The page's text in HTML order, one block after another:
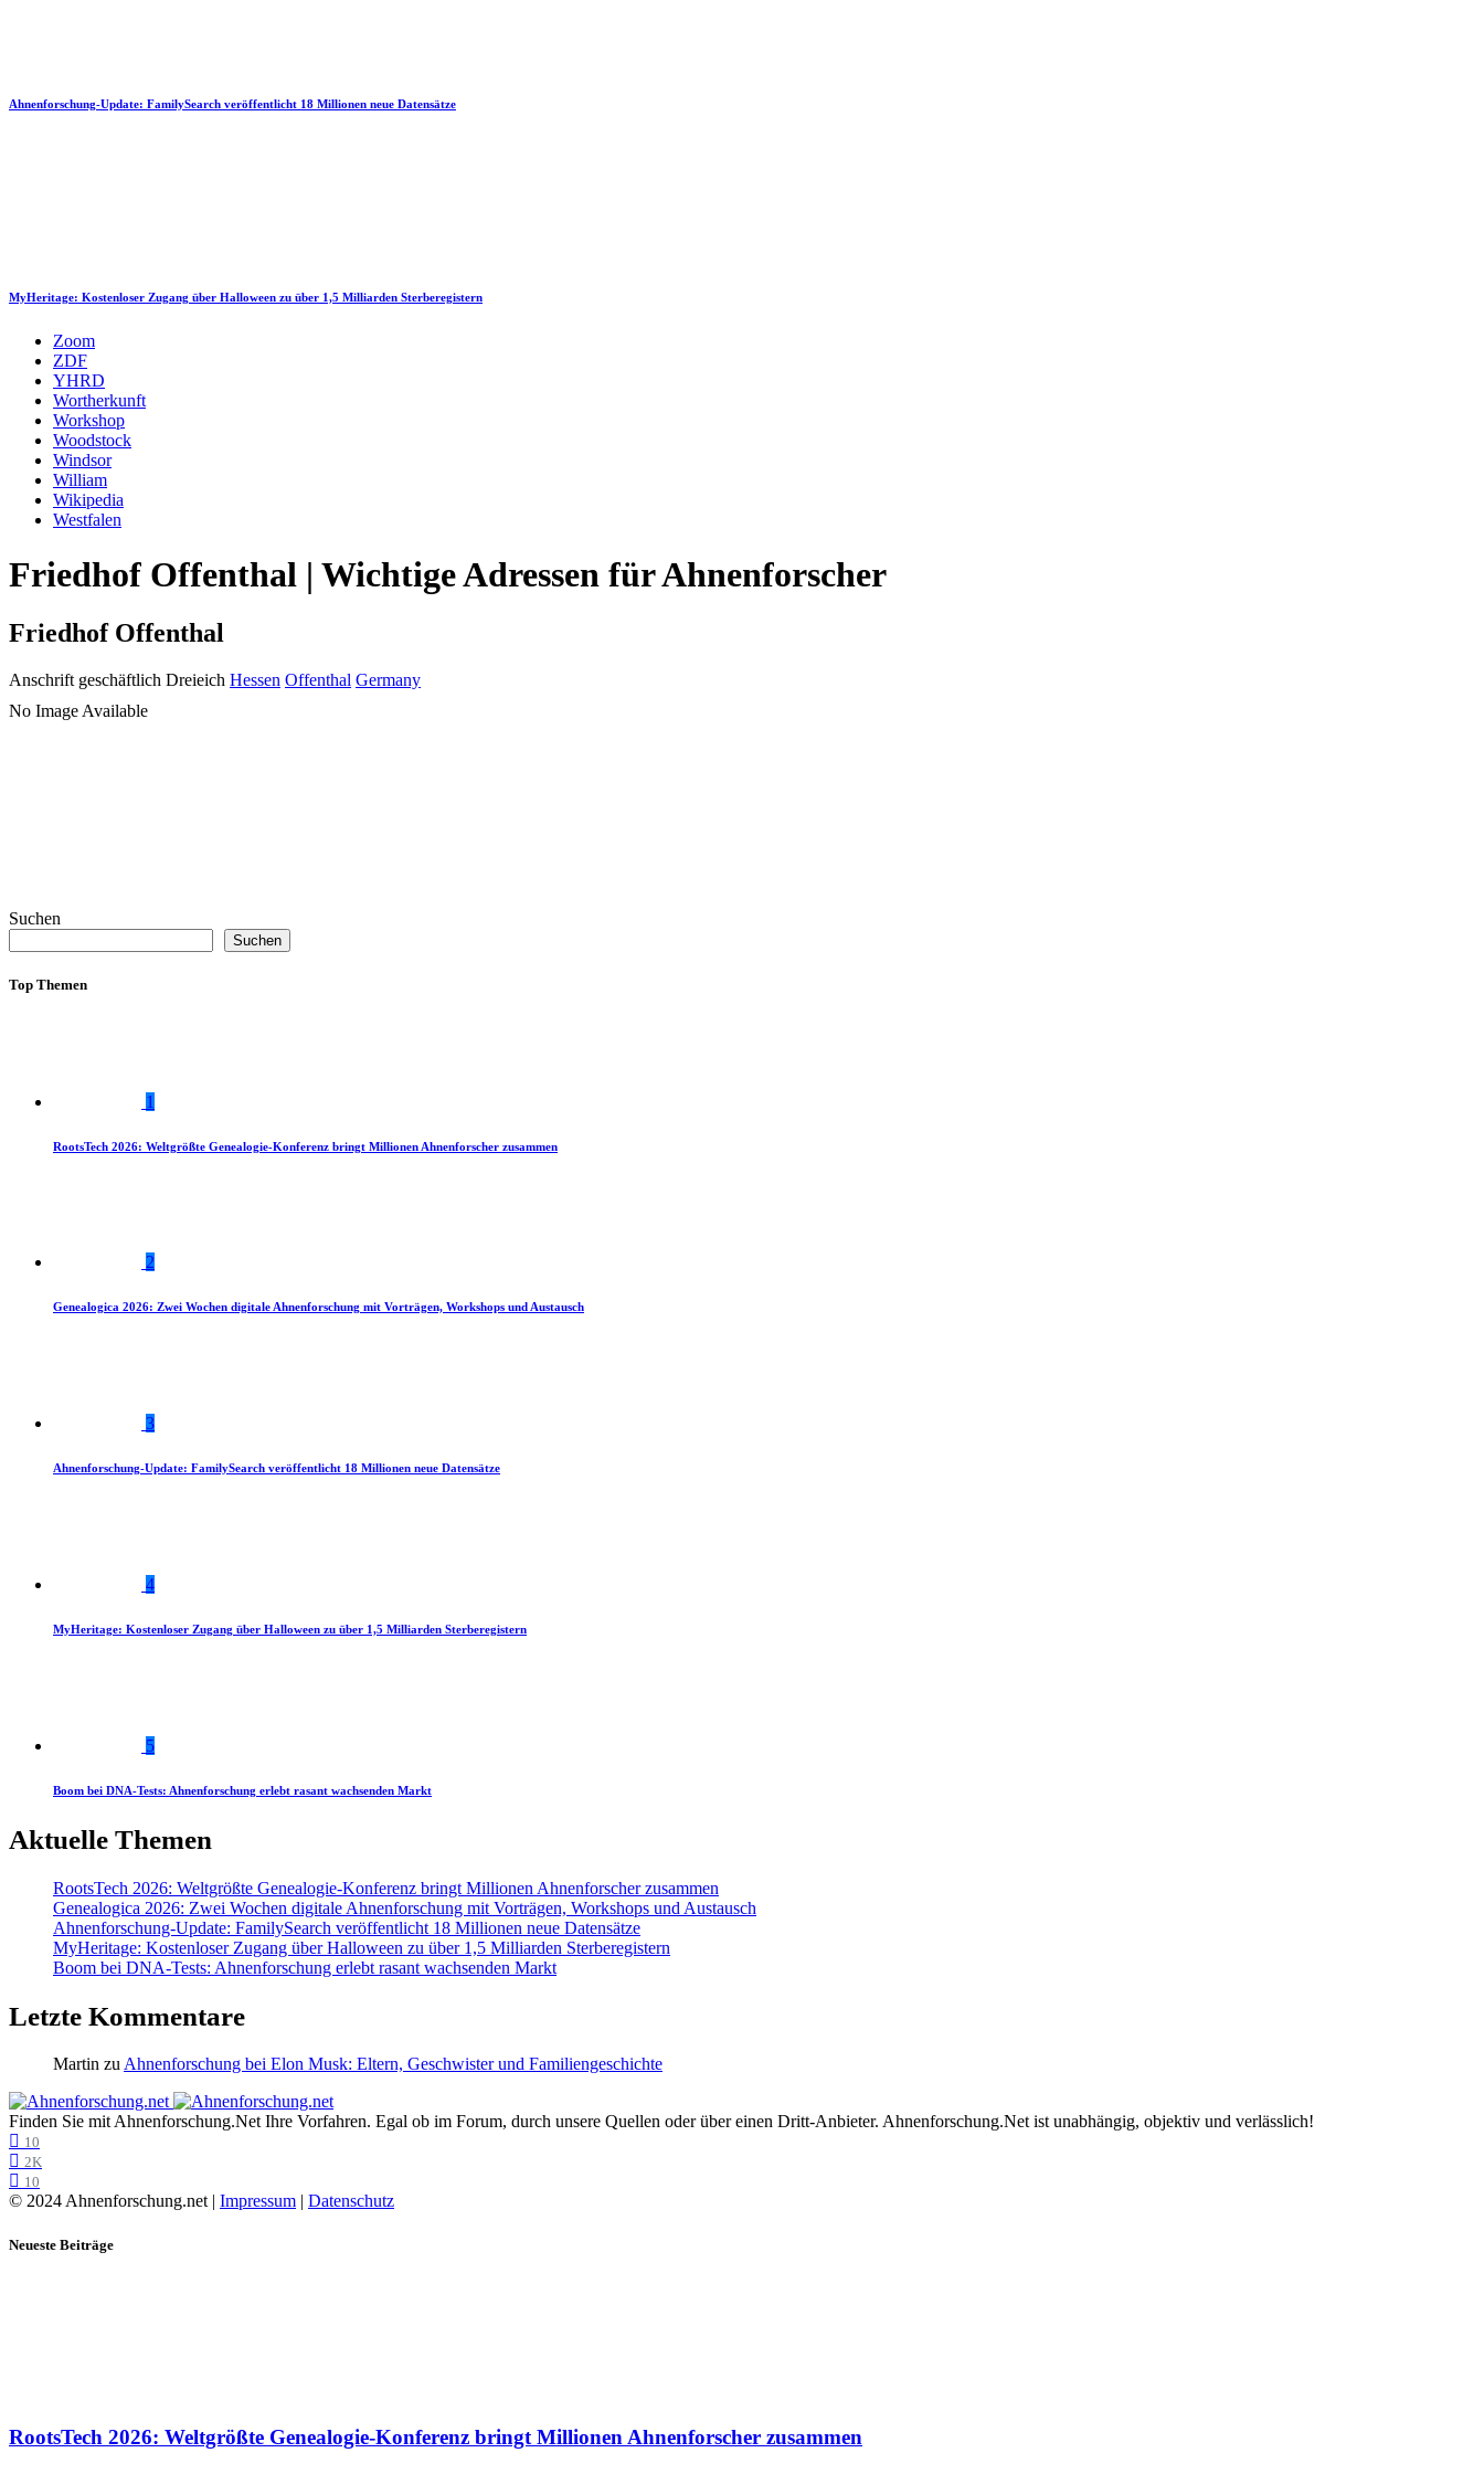
Ahnenforschung-Update: FamilySearch veröffentlicht 18 Millionen neue Datensätze
MyHeritage: Kostenloser Zugang über Halloween zu über 1,5 Milliarden Sterberegistern
Zoom
ZDF
YHRD
Wortherkunft
Workshop
Woodstock
Windsor
William
Wikipedia
Westfalen
Friedhof Offenthal | Wichtige Adressen für Ahnenforscher
Friedhof Offenthal
Anschrift geschäftlich Dreieich Hessen Offenthal Germany
No Image Available
Suchen
Suchen
Top Themen
1
RootsTech 2026: Weltgrößte Genealogie-Konferenz bringt Millionen Ahnenforscher zusammen
2
Genealogica 2026: Zwei Wochen digitale Ahnenforschung mit Vorträgen, Workshops und Austausch
3
Ahnenforschung-Update: FamilySearch veröffentlicht 18 Millionen neue Datensätze
4
MyHeritage: Kostenloser Zugang über Halloween zu über 1,5 Milliarden Sterberegistern
5
Boom bei DNA-Tests: Ahnenforschung erlebt rasant wachsenden Markt
Aktuelle Themen
RootsTech 2026: Weltgrößte Genealogie-Konferenz bringt Millionen Ahnenforscher zusammen
Genealogica 2026: Zwei Wochen digitale Ahnenforschung mit Vorträgen, Workshops und Austausch
Ahnenforschung-Update: FamilySearch veröffentlicht 18 Millionen neue Datensätze
MyHeritage: Kostenloser Zugang über Halloween zu über 1,5 Milliarden Sterberegistern
Boom bei DNA-Tests: Ahnenforschung erlebt rasant wachsenden Markt
Letzte Kommentare
Martin zuAhnenforschung bei Elon Musk: Eltern, Geschwister und Familiengeschichte
Finden Sie mit Ahnenforschung.Net Ihre Vorfahren. Egal ob im Forum, durch unsere Quellen oder über einen Dritt-Anbieter. Ahnenforschung.Net ist unabhängig, objektiv und verlässlich!
10
2K
10
© 2024 Ahnenforschung.net | Impressum Datenschutz
Neueste Beiträge
RootsTech 2026: Weltgrößte Genealogie-Konferenz bringt Millionen Ahnenforscher zusammen